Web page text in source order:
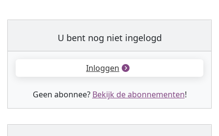
U bent nog niet ingelogd
Inloggen
Geen abonnee? Bekijk de abonnementen!